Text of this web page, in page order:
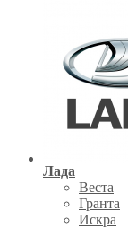
Лада
Веста
Гранта
Искра